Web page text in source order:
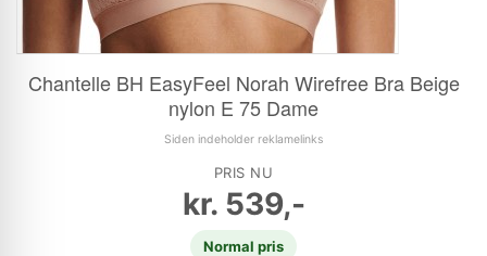
Chantelle BH EasyFeel Norah Wirefree Bra Beige
nylon E 75 Dame
Siden indeholder reklamelinks
PRIS NU
kr.539,-
Normal pris